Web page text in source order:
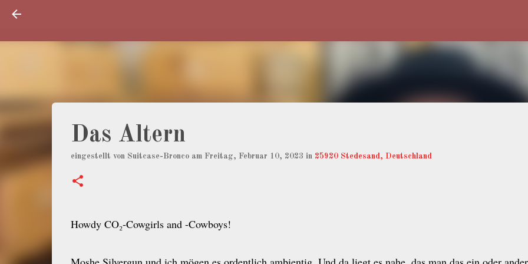
Das Altern
eingestellt von Suitcase-Bronco am Freitag, Februar 10, 2023 in 25920 Stedesand, Deutschland
Howdy CO₂-Cowgirls and -Cowboys!